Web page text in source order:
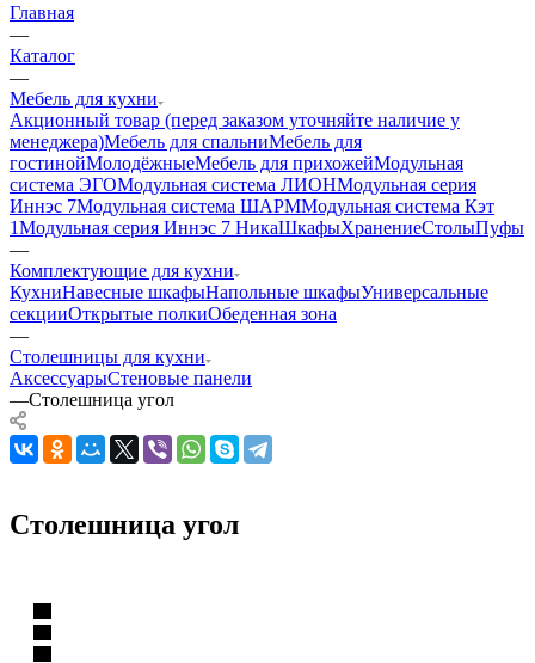
Главная
—
Каталог
—
Мебель для кухни
Акционный товар (перед заказом уточняйте наличие у
менеджера)Мебель для спальниМебель для
гостинойМолодёжныеМебель для прихожейМодульная
система ЭГОМодульная система ЛИОНМодульная серия
Иннэс 7Модульная система ШАРММодульная система Кэт
1Модульная серия Иннэс 7 НикаШкафыХранениеСтолыПуфы
—
Комплектующие для кухни
КухниНавесные шкафыНапольные шкафыУниверсальные
секцииОткрытые полкиОбеденная зона
—
Столешницы для кухни
АксессуарыСтеновые панели
—Столешница угол
Столешница угол